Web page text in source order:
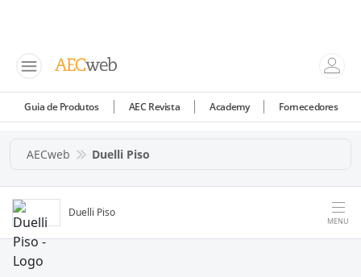
Guia de Produtos AEC Revista Academy Fornecedores
AECweb Duelli Piso
Duelli Piso
MENU